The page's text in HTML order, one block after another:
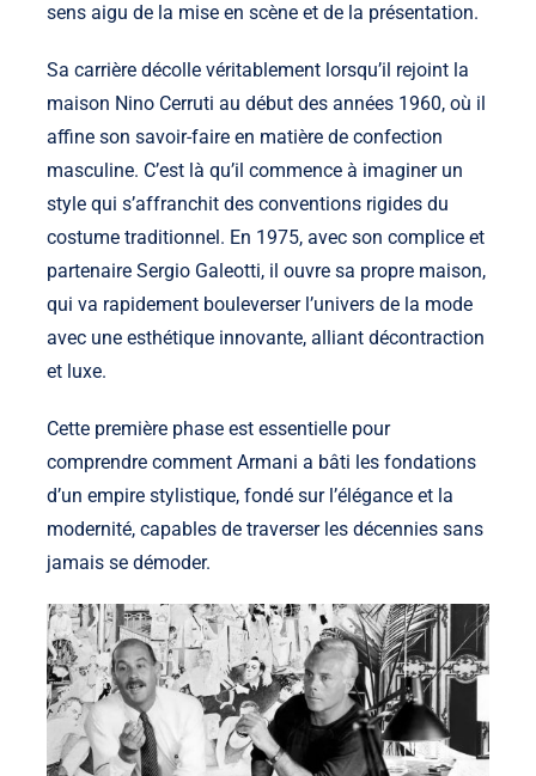
sens aigu de la mise en scène et de la présentation.
Sa carrière décolle véritablement lorsqu’il rejoint la
maison Nino Cerruti au début des années 1960, où il
affine son savoir-faire en matière de confection
masculine. C’est là qu’il commence à imaginer un
style qui s’affranchit des conventions rigides du
costume traditionnel. En 1975, avec son complice et
partenaire Sergio Galeotti, il ouvre sa propre maison,
qui va rapidement bouleverser l’univers de la mode
avec une esthétique innovante, alliant décontraction
et luxe.
Cette première phase est essentielle pour
comprendre comment Armani a bâti les fondations
d’un empire stylistique, fondé sur l’élégance et la
modernité, capables de traverser les décennies sans
jamais se démoder.